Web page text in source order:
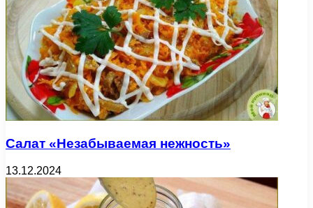
Салат «Незабываемая нежность»
13.12.2024